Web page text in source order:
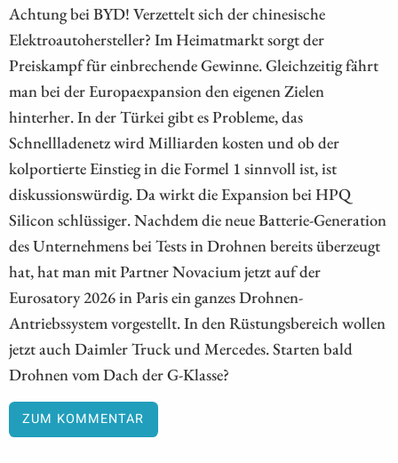
Achtung bei BYD! Verzettelt sich der chinesische
Elektroautohersteller? Im Heimatmarkt sorgt der
Preiskampf für einbrechende Gewinne. Gleichzeitig fährt
man bei der Europaexpansion den eigenen Zielen
hinterher. In der Türkei gibt es Probleme, das
Schnellladenetz wird Milliarden kosten und ob der
kolportierte Einstieg in die Formel 1 sinnvoll ist, ist
diskussionswürdig. Da wirkt die Expansion bei HPQ
Silicon schlüssiger. Nachdem die neue Batterie-Generation
des Unternehmens bei Tests in Drohnen bereits überzeugt
hat, hat man mit Partner Novacium jetzt auf der
Eurosatory 2026 in Paris ein ganzes Drohnen-
Antriebssystem vorgestellt. In den Rüstungsbereich wollen
jetzt auch Daimler Truck und Mercedes. Starten bald
Drohnen vom Dach der G-Klasse?
ZUM KOMMENTAR